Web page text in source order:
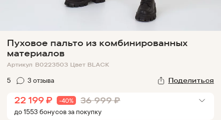
Пуховое пальто из комбинированных
материалов
Артикул B0223503 Цвет BLACK
5 3 отзыва Поделиться
22 199 ₽ -40% 36 999 ₽
до1553 бонусовза покупку